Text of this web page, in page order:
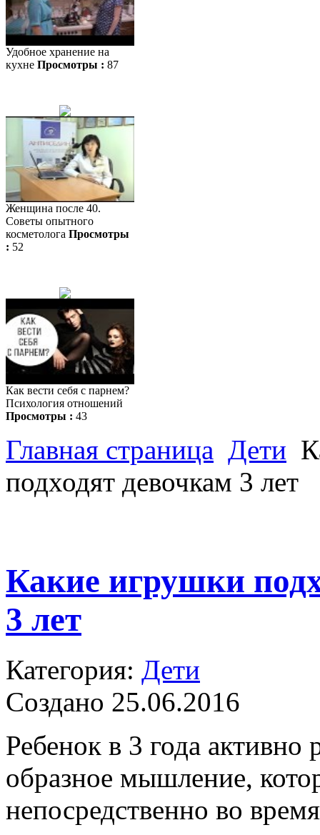
Удобное хранение на
кухне Просмотры : 87
Женщина после 40.
Советы опытного
косметолога Просмотры
: 52
Как вести себя с парнем?
Психология отношений
Просмотры : 43
Главная страница Дети
подходят девочкам 3 лет
Какие игрушки
3 лет
Категория: Дети
Создано 25.06.2016
Ребенок в 3 года активно
образное мышление,
непосредственно во